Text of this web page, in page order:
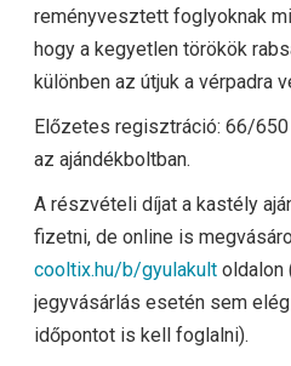
reményvesztett foglyoknak
hogy a kegyetlen törökök
különben az útjuk a vérpadra
Előzetes regisztráció: 66/
az ajándékboltban.
A részvételi díjat a kastély
fizetni, de online is
cooltix.hu/b/gyulakult oldalon
jegyvásárlás esetén sem
időpontot is kell foglalni).